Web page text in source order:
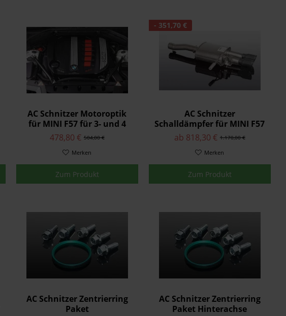
AC Schnitzer Motoroptik
für MINI F57 für 3- und 4
Zylinder504,00 €
478,80 €
Merken
Zum Produkt
- 351,70 €
AC Schnitzer
Schalldämpfer für MINI F57
Cooper S mit integrierter
Abgasklappe
1.170,00 €
ab 818,30 €
Merken
Zum Produkt
AC Schnitzer Zentrierring
Paket
AC Schnitzer Zentrierring
Paket Hinterachse